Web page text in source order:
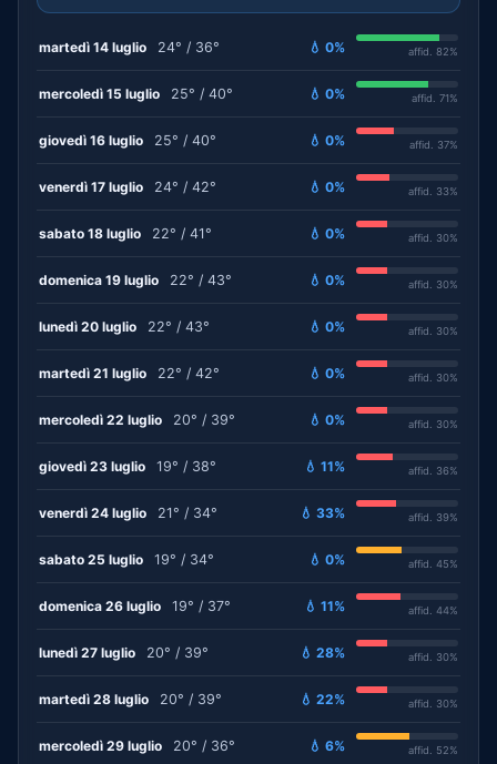
martedì 14 luglio 24° / 36° 💧 0% affid. 82%
mercoledì 15 luglio 25° / 40° 💧 0% affid. 71%
giovedì 16 luglio 25° / 40° 💧 0% affid. 37%
venerdì 17 luglio 24° / 42° 💧 0% affid. 33%
sabato 18 luglio 22° / 41° 💧 0% affid. 30%
domenica 19 luglio 22° / 43° 💧 0% affid. 30%
lunedì 20 luglio 22° / 43° 💧 0% affid. 30%
martedì 21 luglio 22° / 42° 💧 0% affid. 30%
mercoledì 22 luglio 20° / 39° 💧 0% affid. 30%
giovedì 23 luglio 19° / 38° 💧 11% affid. 36%
venerdì 24 luglio 21° / 34° 💧 33% affid. 39%
sabato 25 luglio 19° / 34° 💧 0% affid. 45%
domenica 26 luglio 19° / 37° 💧 11% affid. 44%
lunedì 27 luglio 20° / 39° 💧 28% affid. 30%
martedì 28 luglio 20° / 39° 💧 22% affid. 30%
mercoledì 29 luglio 20° / 36° 💧 6% affid. 52%